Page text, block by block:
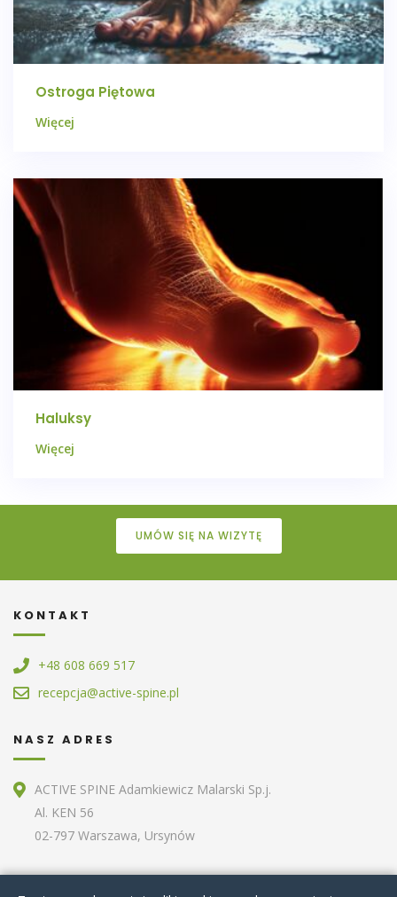
Ostroga Piętowa
Więcej
Haluksy
Więcej
UMÓW SIĘ NA WIZYTĘ
KONTAKT
+48 608 669 517
recepcja@active-spine.pl
NASZ ADRES
ACTIVE SPINE Adamkiewicz Malarski Sp.j.
Al. KEN 56
02-797 Warszawa, Ursynów